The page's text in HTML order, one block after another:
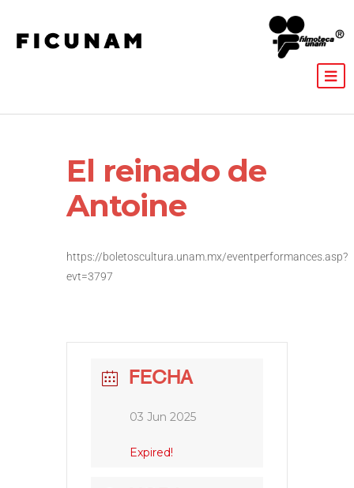
El reinado de
Antoine
https://boletoscultura.unam.mx/eventperformances.asp?
evt=3797
FECHA
03 Jun 2025
Expired!